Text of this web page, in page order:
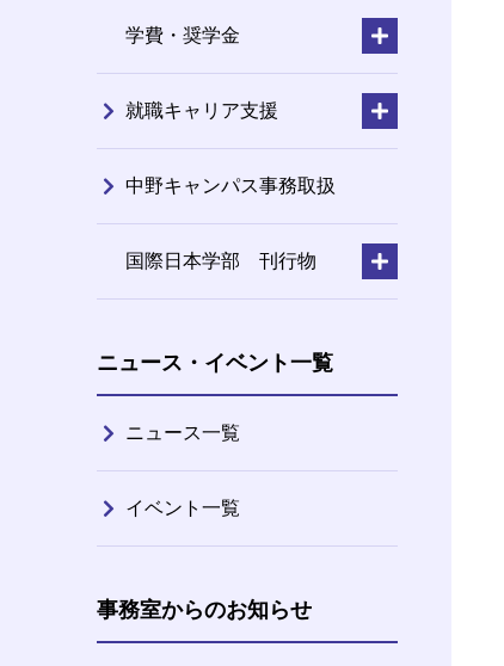
学費・奨学金
就職キャリア支援
中野キャンパス事務取扱
国際日本学部 刊行物
ニュース・イベント一覧
ニュース一覧
イベント一覧
事務室からのお知らせ